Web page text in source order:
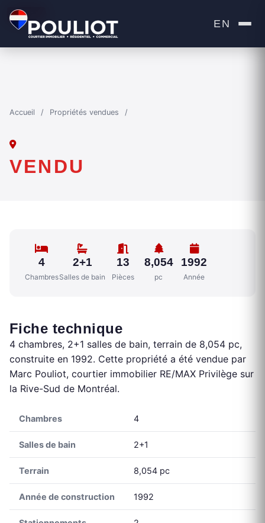
EN
Accueil / Propriétés vendues /
VENDU
VENDU
4
Chambres
2+1
Salles de bain
13
Pièces
8,054
pc
1992
Année
Fiche technique
4 chambres, 2+1 salles de bain, terrain de 8,054 pc,
construite en 1992. Cette propriété a été vendue par
Marc Pouliot, courtier immobilier RE/MAX Privilège sur
la Rive-Sud de Montréal.
Chambres 4
Salles de bain 2+1
Terrain 8,054 pc
Année de construction 1992